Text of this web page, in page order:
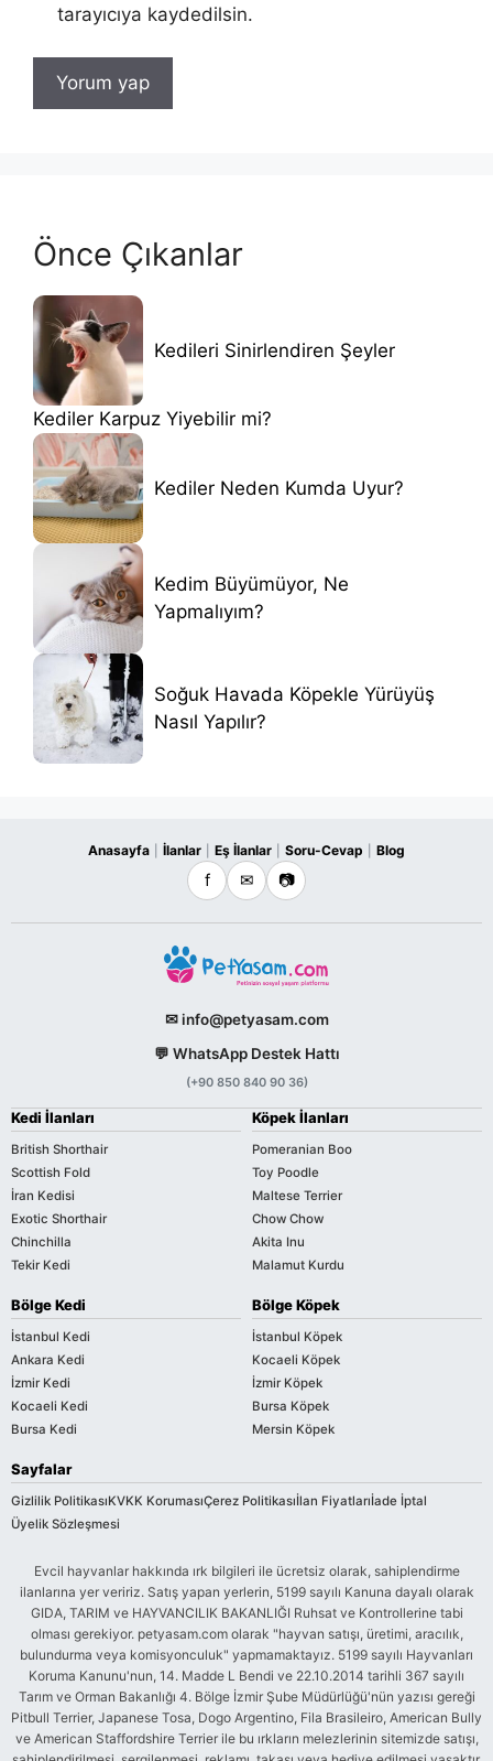
tarayıcıya kaydedilsin.
Önce Çıkanlar
Kedileri Sinirlendiren Şeyler
Kediler Karpuz Yiyebilir mi?
Kediler Neden Kumda Uyur?
Kedim Büyümüyor, Ne
Yapmalıyım?
Soğuk Havada Köpekle Yürüyüş
Nasıl Yapılır?
Anasayfa İlanlar Eş İlanlar Soru-Cevap Blog
f ✉ 📷
✉ info@petyasam.com
💬 WhatsApp Destek Hattı
(+90 850 840 90 36)
Kedi İlanları
British Shorthair
Scottish Fold
İran Kedisi
Exotic Shorthair
Chinchilla
Tekir Kedi
Köpek İlanları
Pomeranian Boo
Toy Poodle
Maltese Terrier
Chow Chow
Akita Inu
Malamut Kurdu
Bölge Kedi
İstanbul Kedi
Ankara Kedi
İzmir Kedi
Kocaeli Kedi
Bursa Kedi
Bölge Köpek
İstanbul Köpek
Kocaeli Köpek
İzmir Köpek
Bursa Köpek
Mersin Köpek
Sayfalar
Gizlilik PolitikasıKVKK KorumasıÇerez Politikasıİlan Fiyatlarıİade İptal
Üyelik Sözleşmesi
Evcil hayvanlar hakkında ırk bilgileri ile ücretsiz olarak, sahiplendirme
ilanlarına yer veririz. Satış yapan yerlerin, 5199 sayılı Kanuna dayalı olarak
GIDA, TARIM ve HAYVANCILIK BAKANLIĞI Ruhsat ve Kontrollerine tabi
olması gerekiyor. petyasam.com olarak "hayvan satışı, üretimi, aracılık,
bulundurma veya komisyonculuk" yapmamaktayız. 5199 sayılı Hayvanları
Koruma Kanunu'nun, 14. Madde L Bendi ve 22.10.2014 tarihli 367 sayılı
Tarım ve Orman Bakanlığı 4. Bölge İzmir Şube Müdürlüğü'nün yazısı gereği
Pitbull Terrier, Japanese Tosa, Dogo Argentino, Fila Brasileiro, American Bully
ve American Staffordshire Terrier ile bu ırkların melezlerinin sitemizde satışı,